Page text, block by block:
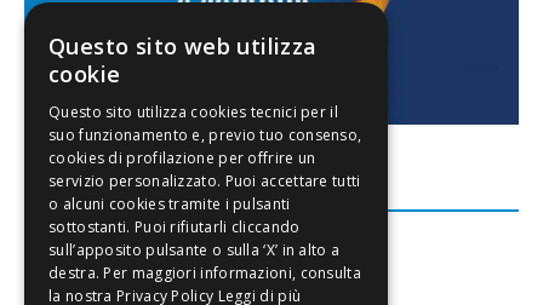
FACEBOOK
Questo sito web utilizza
cookie
Leggi di più